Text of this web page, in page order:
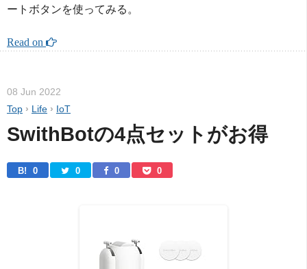
ートボタンを使ってみる。
Read on
08 Jun 2022
Top › Life › IoT
SwithBotの4点セットがお得
B! 0 0 0 0